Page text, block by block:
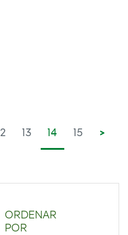
ORDENAR
POR
12 13 14 15 >